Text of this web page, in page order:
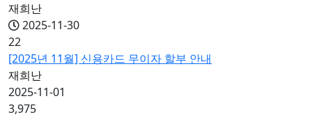
재희난
2025-11-30
22
[2025년 11월] 신용카드 무이자 할부 안내
재희난
2025-11-01
3,975